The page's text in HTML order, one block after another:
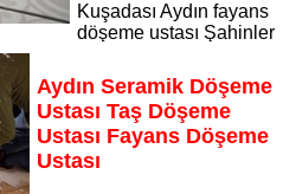
Kuşadası Aydın fayans
döşeme ustası Şahinler
sanat eseri gibi işleyen
Aydın bölgesine özel hizmet
Aydın Seramik Döşeme
Ustası Taş Döşeme
Ustası Fayans Döşeme
Ustası